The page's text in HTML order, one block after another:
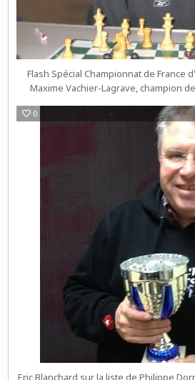
Flash Spécial Championnat de France
Maxime Vachier-Lagrave, champion
0
Eric Blanchard sur la liste de Philippe